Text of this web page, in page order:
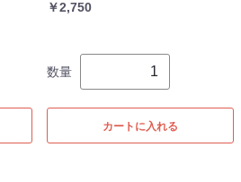
￥2,750
数量
カートに入れる